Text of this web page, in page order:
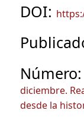
DOI:
Número:
diciembre.
desde la